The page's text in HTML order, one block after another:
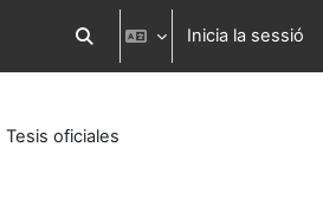
Commuta l'entrada de la cerca
Inicia la sessió
Tesis oficiales